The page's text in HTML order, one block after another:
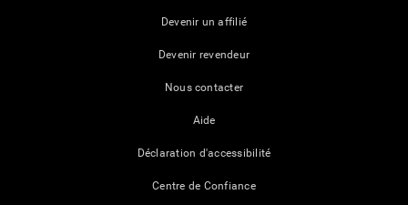
Devenir un affilié
Devenir revendeur
Nous contacter
Aide
Déclaration d'accessibilité
Centre de Confiance